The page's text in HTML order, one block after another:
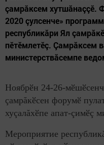
çамрăксем хутшăнаççӗ.
2020 çулсенче»
республикăри Ял
пӗтӗмлетӗç. Çамрăксем
министерствăсемпе
Ноябрӗн 24-26-
çамрăкӗсен форумӗ
хуçалăхӗпе апат-çимӗç
Мероприятие